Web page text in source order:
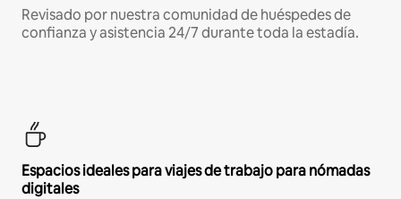
Revisado por nuestra comunidad de huéspedes de
confianza y asistencia 24/7 durante toda la estadía.
Espacios ideales para viajes de trabajo para nómadas
digitales